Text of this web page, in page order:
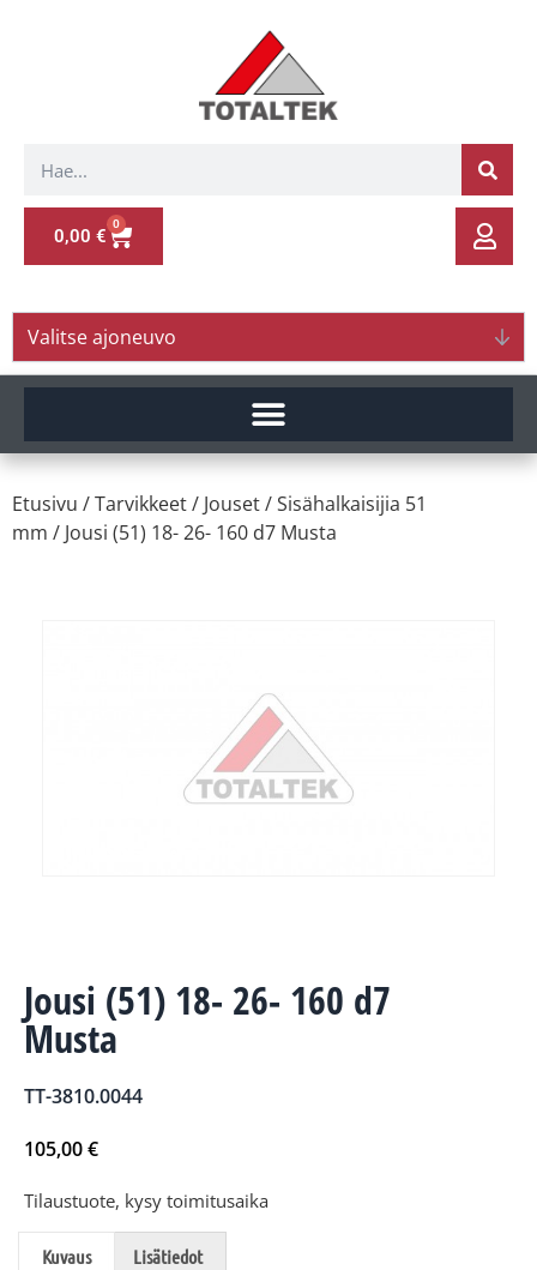
0,00 €
0
Valitse ajoneuvo
Etusivu /Tarvikkeet/ Jouset/Sisähalkaisijia 51
mm / Jousi (51) 18- 26- 160 d7 Musta
Jousi (51) 18- 26- 160 d7
Musta
TT-3810.0044
105,00€
Tilaustuote, kysy toimitusaika
Kuvaus Lisätiedot